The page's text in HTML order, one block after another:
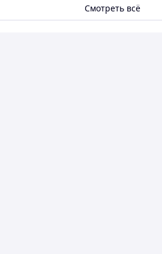
Смотреть всё